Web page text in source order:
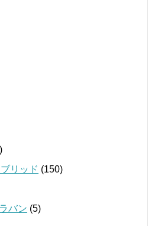
リッド (150)
バン (5)